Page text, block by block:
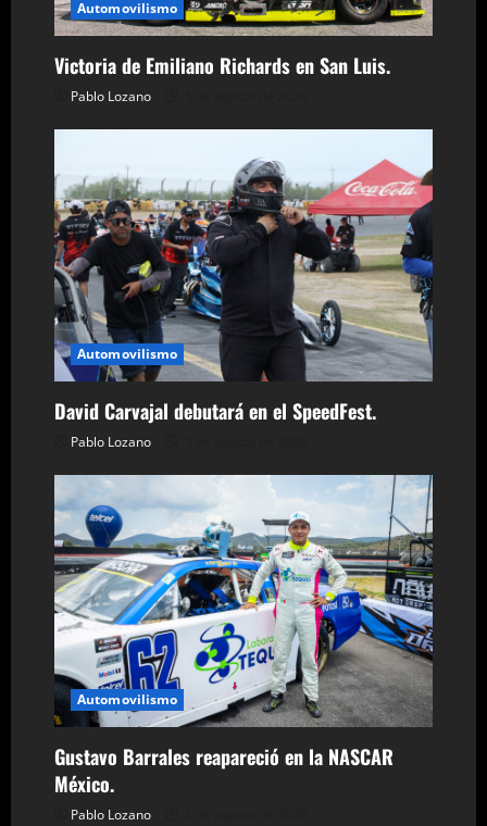
d
e
t
r
a
d
a
s
Automovilismo
Victoria de Emiliano Richards en San Luis.
Pablo Lozano
Automovilismo
David Carvajal debutará en el SpeedFest.
Pablo Lozano
Automovilismo
Gustavo Barrales reapareció en la NASCAR
México.
Pablo Lozano